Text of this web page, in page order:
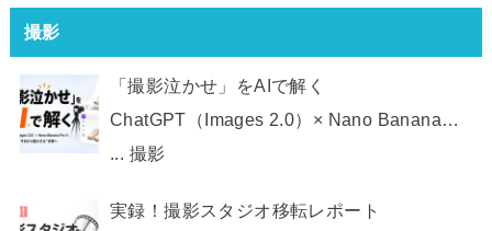
撮影
「撮影泣かせ」をAIで解く
ChatGPT（Images 2.0）× Nano Banana
Pro で、 EC画像制作を“今日から動かせ
... 撮影
実録！撮影スタジオ移転レポート